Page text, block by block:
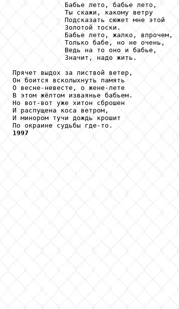
             Бабье лето, бабье лето,
             Ты скажи, какому ветру
             Подсказать сюжет мне этой
             Золотой тоски.
             Бабье лето, жалко, впрочем,
             Только бабе, но не очень,
             Ведь на то оно и бабье,
             Значит, надо жить.
Прячет выдох за листвой ветер,
Он боится всколыхнуть память
О весне-невесте, о жене-лете
В этом жёлтом изваянье бабьем.
Но вот-вот уже хитон сброшен
И распущена коса ветром,
И минором тучи дождь крошит
1997